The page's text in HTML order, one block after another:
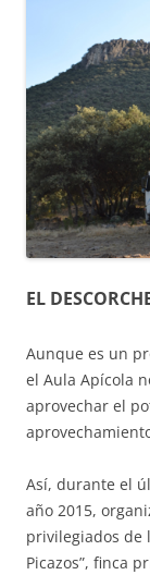
EL
Aunque es un
el Aula Apícola
aprovechar el
Así, durante el
año 2015,
privilegiados de
Picazos”, finca